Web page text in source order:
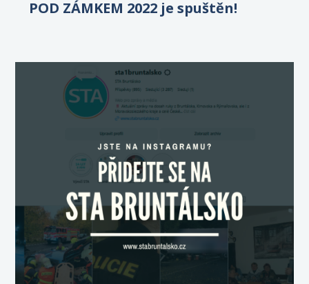
POD ZÁMKEM 2022 je spuštěn!